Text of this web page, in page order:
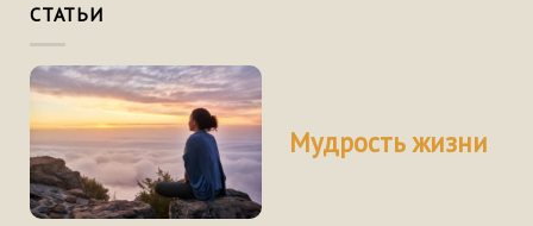
СТАТЬИ
Мудрость жизни